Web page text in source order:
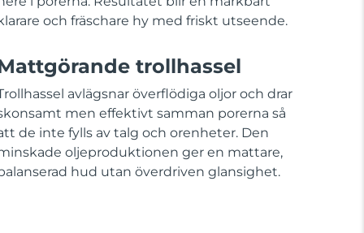
och fräschare hy med friskt utseende.
trollhassel
avlägsnar överflödiga oljor och drar
men effektivt samman porerna så
de inte fylls av talg och orenheter. Den
oljeproduktionen ger en mattare,
hud utan överdriven glansighet.